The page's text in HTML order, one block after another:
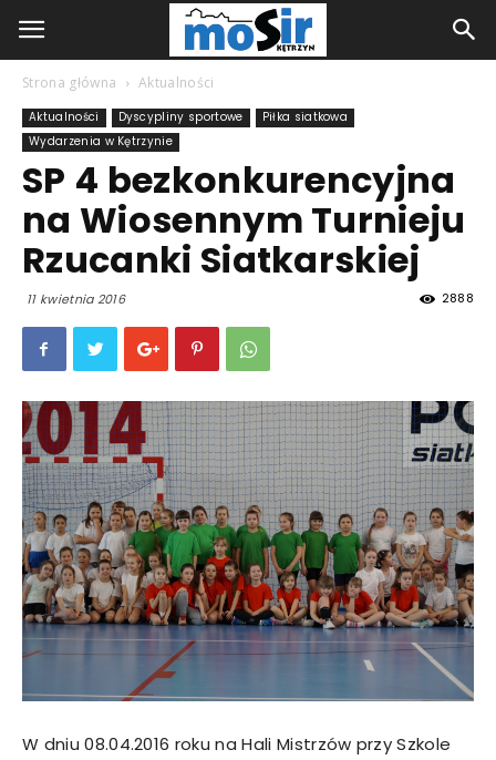
Strona główna Aktualności
Aktualności Dyscypliny sportowe
Piłka siatkowa
Wydarzenia w Kętrzynie
SP 4 bezkonkurencyjna
na Wiosennym Turnieju
Rzucanki Siatkarskiej
11 kwietnia 2016 2888
W dniu 08.04.2016 roku na Hali Mistrzów przy Szkole